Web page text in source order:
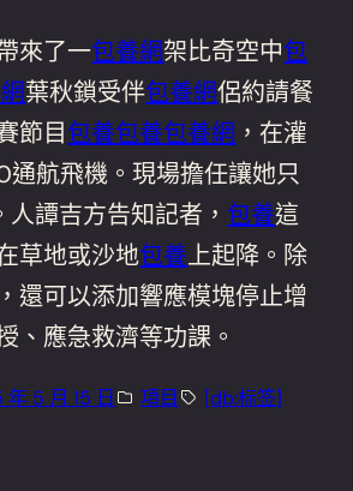
來了一包養網架比奇空中包
葉秋鎖受伴包養網侶約請餐
節目包養包養包養網 ，在灌
通航飛機。現場擔任讓她只
譚吉方告知記者， 包養這
草地或沙地包養上起降。除
還可以添加響應模塊停止增
、應急救濟等功課。
5 月 15 日 項目 [db:标签]